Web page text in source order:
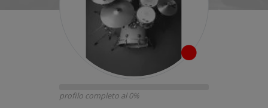
profilo completo al 0%